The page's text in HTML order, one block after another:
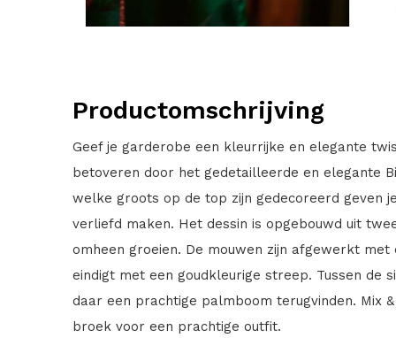
Productomschrijving
Geef je garderobe een kleurrijke en elegante
betoveren door het gedetailleerde en elegante
welke groots op de top zijn gedecoreerd geven
verliefd maken. Het dessin is opgebouwd uit
omheen groeien. De mouwen zijn afgewerkt
eindigt met een goudkleurige streep. Tussen de
daar een prachtige palmboom terugvinden. Mix
broek voor een prachtige outfit.